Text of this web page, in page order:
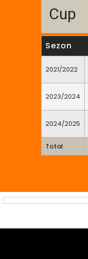
Cup
Sezon
2021/2022
2023/2024
2024/2025
Total